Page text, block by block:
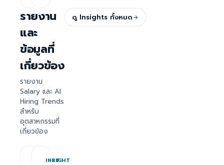
รายงาน
และ
ข้อมูลที่
เกี่ยวข้อง
รายงาน
Salary และ AI
Hiring Trends
สำหรับ
อุตสาหกรรมที่
เกี่ยวข้อง
ดู Insights ทั้งหมด
REPORT
INSIGHT